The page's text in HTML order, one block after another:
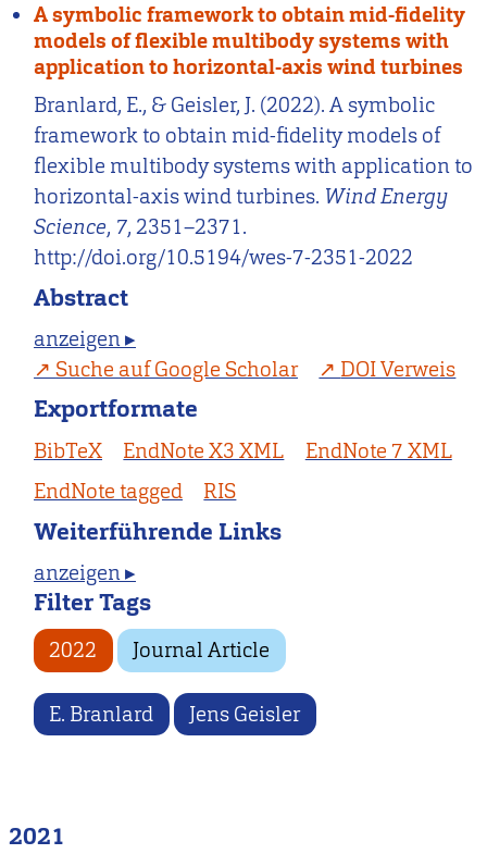
A symbolic framework to obtain mid-fidelity
models of flexible multibody systems with
application to horizontal-axis wind turbines
Branlard, E., & Geisler, J. (2022). A symbolic
framework to obtain mid-fidelity models of
flexible multibody systems with application to
horizontal-axis wind turbines. Wind Energy
Science, 7, 2351–2371.
http://doi.org/10.5194/wes-7-2351-2022
Abstract
anzeigen ▸
Suche auf Google Scholar
DOI Verweis
Exportformate
BibTeX EndNote X3 XML
EndNote 7 XML
EndNote tagged
RIS
Weiterführende Links
anzeigen ▸
Filter Tags
2022 Journal Article
E. Branlard Jens Geisler
2021